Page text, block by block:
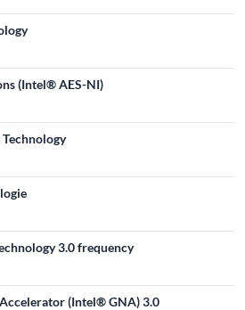
(Intel® AES-NI)
Technology
3.0 frequency
(Intel® GNA) 3.0